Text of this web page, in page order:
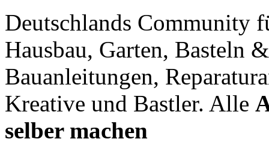
Deutschlands Community
Hausbau, Garten, Basteln
Bauanleitungen,
Kreative und Bastler. Alle
selber machen